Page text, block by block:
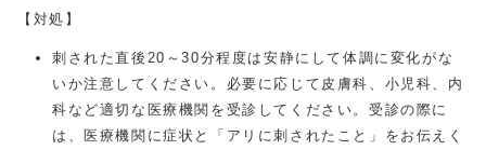
【対処】
刺された直後20～30分程度は安静にして体調に変化がな
いか注意してください。必要に応じて皮膚科、小児科、内
科など適切な医療機関を受診してください。受診の際に
は、医療機関に症状と「アリに刺されたこと」をお伝えく